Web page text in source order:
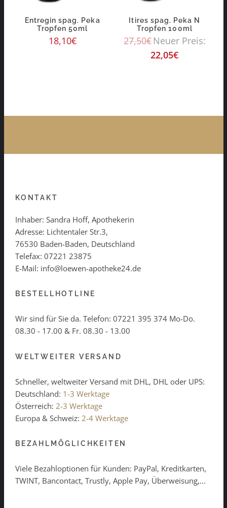
Entregin spag. Peka
Tropfen 50ml
18,10€
Itires spag. Peka N
Tropfen 100ml
27,50€Neuer Preis:
22,05€
KONTAKT
Inhaber: Sandra Hoff, Apothekerin
Adresse: Lichtentaler Str.3,
76530 Baden-Baden, Deutschland
Telefax: 07221 23875
E-Mail: info@loewen-apotheke24.de
BESTELLHOTLINE
Wir sind für Sie da. Telefon: 07221 395 374 Mo-Do.
08.30 - 17.00 & Fr. 08.30 - 13.00
WELTWEITER VERSAND
Schneller, weltweiter Versand mit DHL, DHL oder UPS:
Deutschland: 1-3 Werktage
Österreich: 2-3 Werktage
Europa & Schweiz: 2-4 Werktage
BEZAHLMÖGLICHKEITEN
Viele Bezahloptionen für Kunden: PayPal, Kreditkarten,
TWINT, Bancontact, Trustly, Apple Pay, Überweisung,...